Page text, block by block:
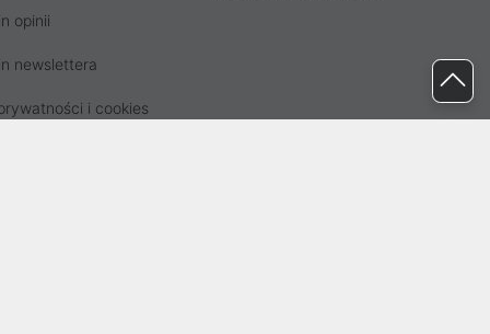
opinii
newslettera
i cookies